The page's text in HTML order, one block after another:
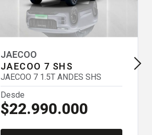
JAECOO
JAECOO 7 SHS
JAECOO 7 1.5T ANDES SHS
Desde
$22.990.000